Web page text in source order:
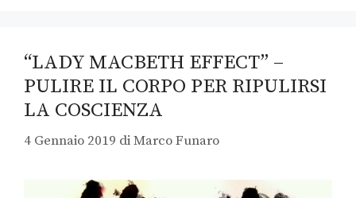
“LADY MACBETH EFFECT” –
PULIRE IL CORPO PER RIPULIRSI
LA COSCIENZA
4 Gennaio 2019 diMarco Funaro